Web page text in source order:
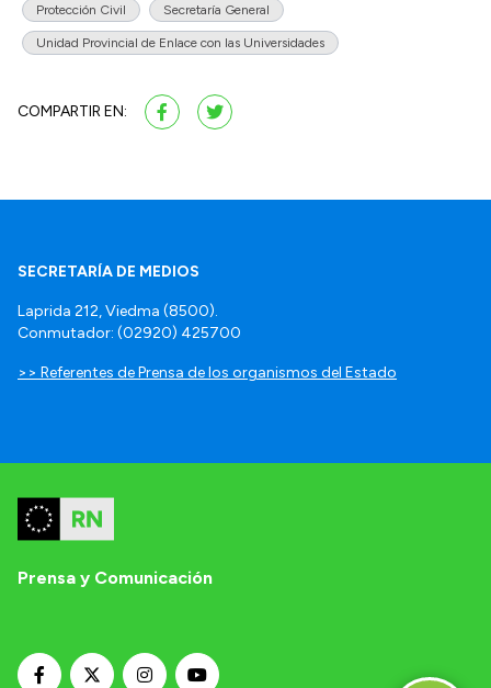
Protección Civil Secretaría General
Unidad Provincial de Enlace con las Universidades
COMPARTIR EN:
SECRETARÍA DE MEDIOS
Laprida 212, Viedma (8500).
Conmutador: (02920) 425700
>> Referentes de Prensa de los organismos del Estado
Prensa y Comunicación